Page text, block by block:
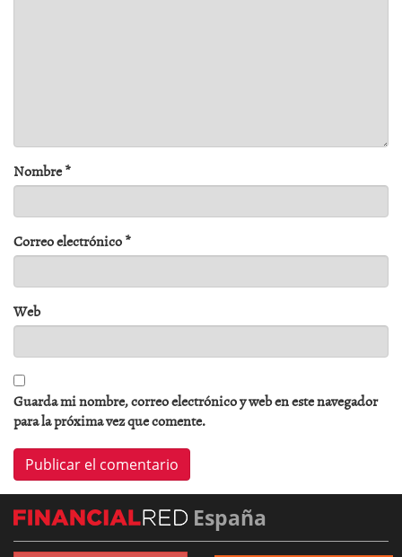
Nombre*
Correo electrónico*
Web
Guarda mi nombre, correo electrónico y web en este navegador
para la próxima vez que comente.
España